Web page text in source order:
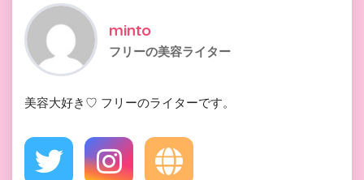
minto
フリーの美容ライター
美容大好き♡ フリーのライターです。